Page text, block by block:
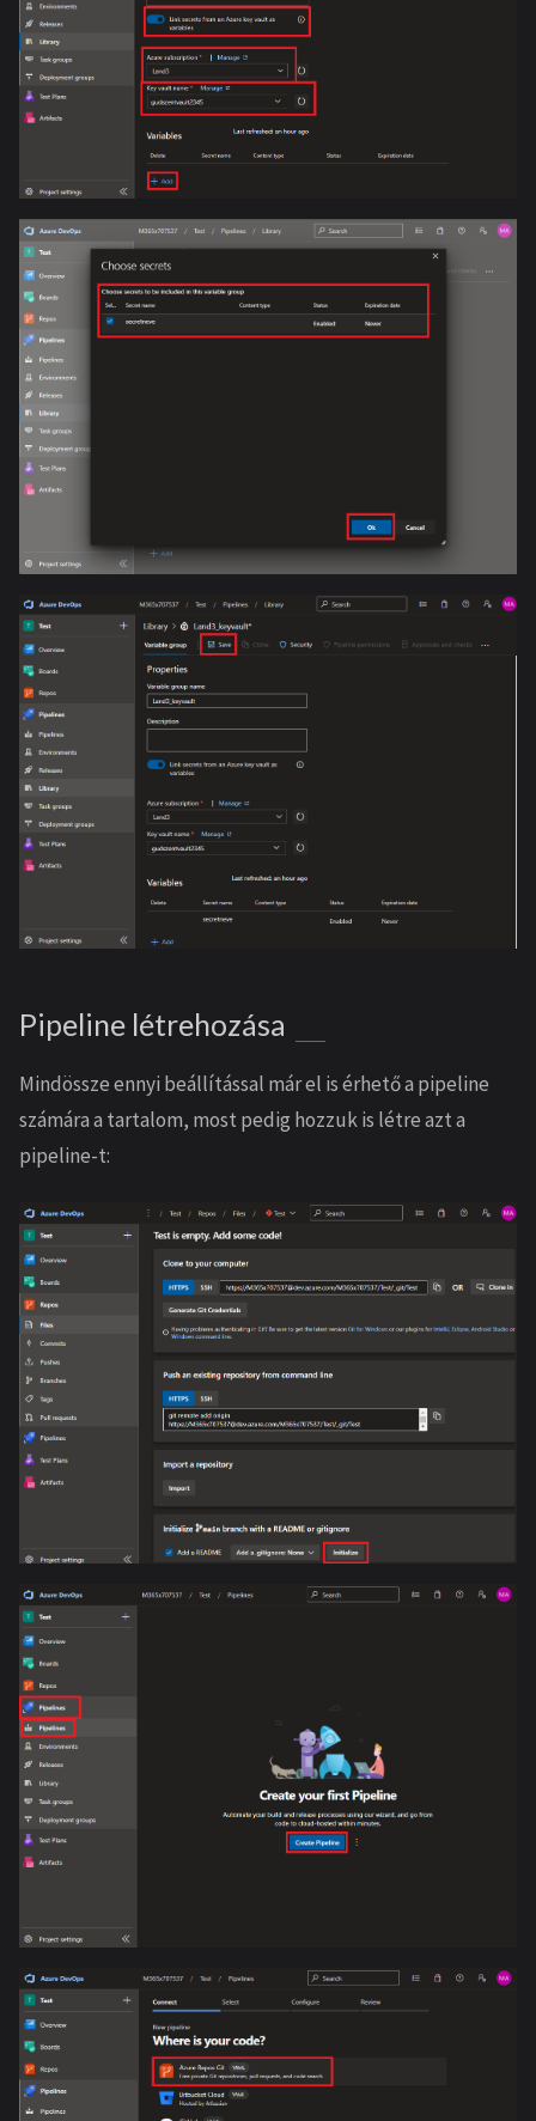
Pipeline létrehozása
Mindössze ennyi beállítással már el is érhető a pipeline
számára a tartalom, most pedig hozzuk is létre azt a
pipeline-t: